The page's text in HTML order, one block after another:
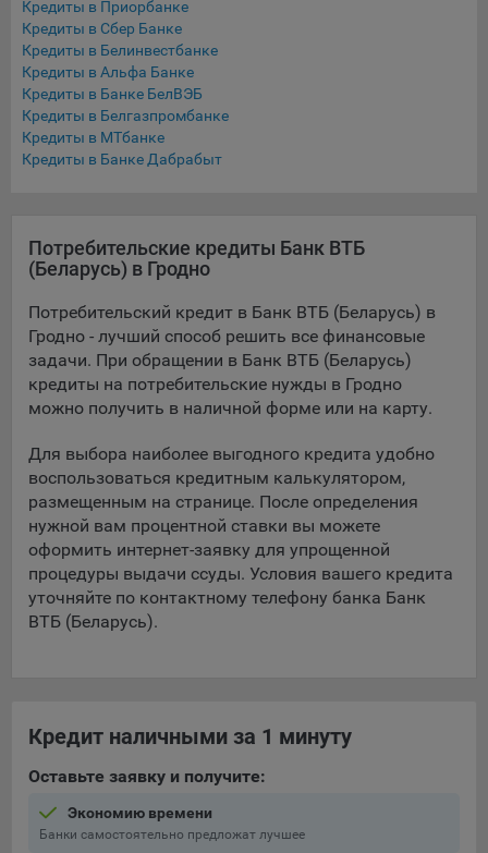
Подобные функции улучшают условия работы
пользователей с сайтом.
9.3. Файлы cookie предпочтений, например, для настройки
контента. Данные файлы cookie собирают информацию о
выборе пользователя на сайте и его предпочтениях и
позволяют Обществу «запомнить» информацию о
выбранном пользователем городе и других местных
9.4. Аналитические файлы cookie, например
Яндекс.Метрика, Google Analytics. Данные файлы cookie
собирают информацию о том, как пользователь
использовал сайты, и позволяют Обществу вносить в них
улучшения.
Аналитические файлы cookie показывают, какие страницы
сайта Общества посещаются чаще всего, помогают
сайта, а также позволяют оценить эффективность
рекламы. Благодаря этому у Общества есть возможность
составить представление о тенденциях использования
сайта в целом. Общество использует информацию для
анализа трафика на сайтах.
9.5. Файлы cookie, применяемые для определения целевой
аудитории и в рекламных целях, например Яндекс.Метрика,
Google Analytics.
платформ «Google Analytics», «Яндекс.Метрика»
передаются третьим лицам, часть из которых хранятся во
Остальные - не более года.
Кредиты в Приорбанке
Кредиты в Сбер Банке
Кредиты в Белинвестбанке
Кредиты в Альфа Банке
Кредиты в Банке БелВЭБ
Кредиты в Белгазпромбанке
Кредиты в МТбанке
Кредиты в Банке Дабрабыт
Потребительские кредиты Банк ВТБ
(Беларусь) в Гродно
Потребительский кредит в Банк ВТБ (Беларусь) в
Гродно - лучший способ решить все финансовые
задачи. При обращении в Банк ВТБ (Беларусь)
кредиты на потребительские нужды в Гродно
можно получить в наличной форме или на карту.
Для выбора наиболее выгодного кредита удобно
воспользоваться кредитным калькулятором,
размещенным на странице. После определения
нужной вам процентной ставки вы можете
оформить интернет-заявку для упрощенной
процедуры выдачи ссуды. Условия вашего кредита
уточняйте по контактному телефону банка Банк
ВТБ (Беларусь).
Кредит наличными за 1 минуту
Оставьте заявку и получите:
Экономию времени
Банки самостоятельно предложат лучшее